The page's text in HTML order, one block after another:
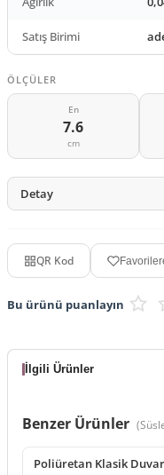
Satış Birimi
ÖLÇÜLER
En
7.6
cm
Detay
QR Kod
Bu ürünü puanlayın
İlgili Ürünler
Benzer Ürünler (